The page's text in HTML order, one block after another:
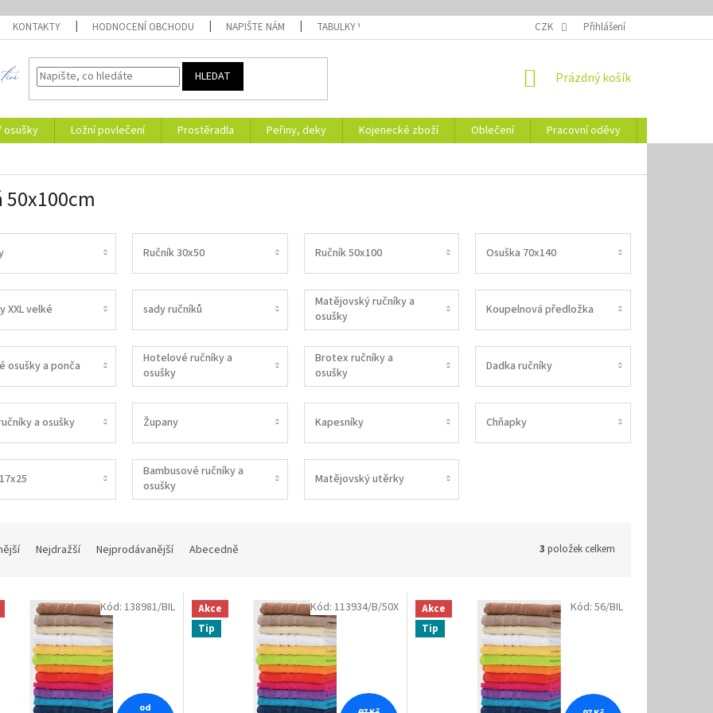
KONTAKTY HODNOCENÍ OBCHODU NAPIŠTE NÁM TABULKY VELIKOSTÍ NÁVODY NA ÚDRŽBU
CZK Přihlášení
HLEDAT
NÁKUPNÍ
Prázdný košík
osušky Ložní povlečení Prostěradla Peřiny, deky Kojenecké zboží Oblečení Pracovní oděvy
50x100cm
Ručník 30x50 Ručník 50x100 Osuška 70x140
XXL velké sady ručníků
Matějovský ručníky a
osušky
Koupelnová předložka
osušky a ponča
Hotelové ručníky a
osušky
Brotex ručníky a
osušky
Dadka ručníky
a osušky Župany Kapesníky Chňapky
Bambusové ručníky a
osušky
Matějovský utěrky
Nejdražší Nejprodávanější Abecedně 3 položek celkem
od
Kód: 138981/BIL
Akce
Tip
Kód: 113934/B/50X
Akce
Tip
Kód: 56/BIL